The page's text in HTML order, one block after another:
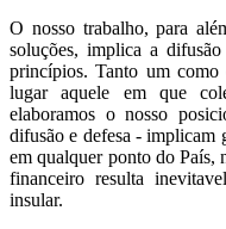
O nosso trabalho, para
soluções, implica a
princípios. Tanto um como
lugar aquele em que
elaboramos o nosso
difusão e defesa - implicam
em qualquer ponto do País,
financeiro resulta
insular.